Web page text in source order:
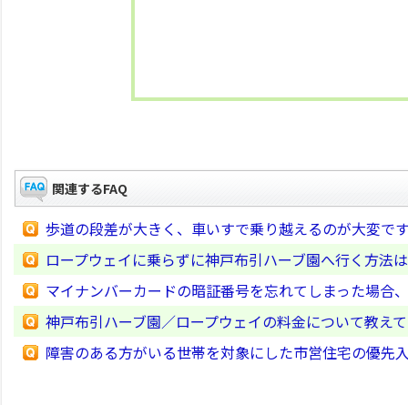
関連するFAQ
歩道の段差が大きく、車いすで乗り越えるのが大変で
ロープウェイに乗らずに神戸布引ハーブ園へ行く方法
マイナンバーカードの暗証番号を忘れてしまった場合
神戸布引ハーブ園／ロープウェイの料金について教え
障害のある方がいる世帯を対象にした市営住宅の優先